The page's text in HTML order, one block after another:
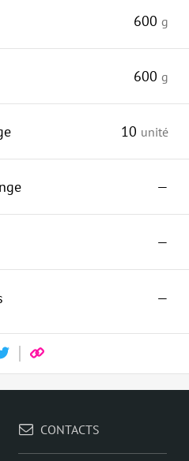
600 g
600 g
10 unité
—
—
—
CONTACTS